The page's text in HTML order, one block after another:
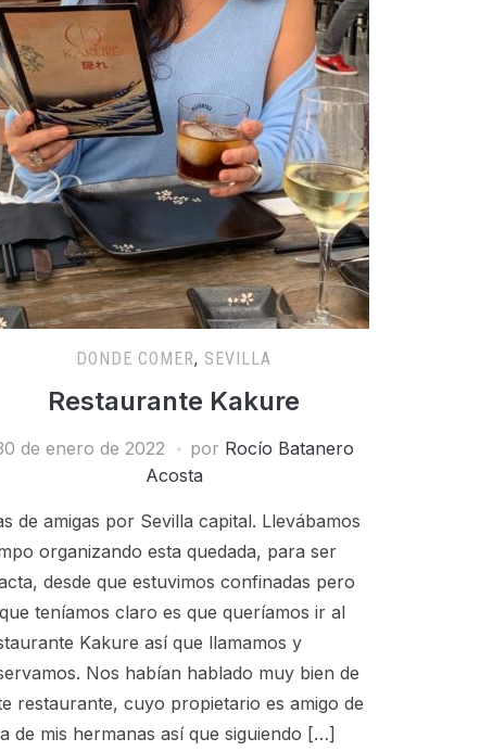
DONDE COMER, SEVILLA
Restaurante Kakure
de enero de 2022 por Rocío Batanero
Acosta
de amigas por Sevilla capital. Llevábamos
organizando esta quedada, para ser
desde que estuvimos confinadas pero
teníamos claro es que queríamos ir al
Kakure así que llamamos y
Nos habían hablado muy bien de
restaurante, cuyo propietario es amigo de
de mis hermanas así que siguiendo […]